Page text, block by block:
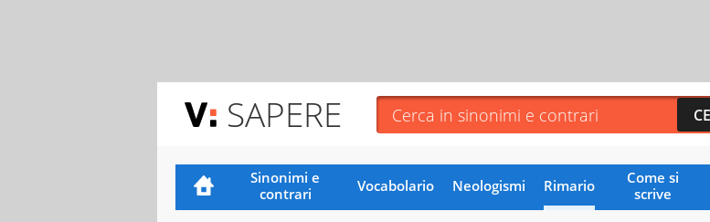
SAPERE
Sinonimi e
contrari
Vocabolario Neologismi Rimario
Come si
scrive